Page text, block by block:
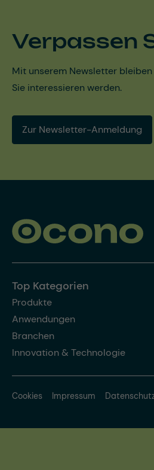
Verpassen
Mit unserem Newsletter
Sie interessieren werden.
Zur Newsletter-Anmeldung
Top Kategorien
Produkte
Anwendungen
Branchen
Innovation & Technologie
Cookies Impressum